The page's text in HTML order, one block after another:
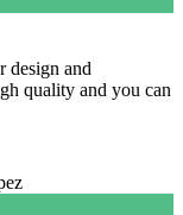
design and
quality and you can